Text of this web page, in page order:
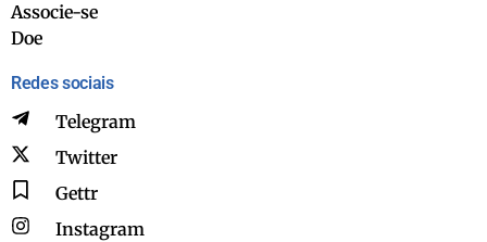
Associe-se
Doe
Redes sociais
Telegram
Twitter
Gettr
Instagram